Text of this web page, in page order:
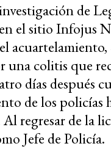
de
el sitio Infojus
una colitis que
días después
de los policías
regresar de la
Jefe de Policía.